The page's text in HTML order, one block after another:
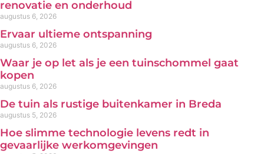
renovatie en onderhoud
augustus 6, 2026
Ervaar ultieme ontspanning
augustus 6, 2026
Waar je op let als je een tuinschommel gaat
kopen
augustus 6, 2026
De tuin als rustige buitenkamer in Breda
augustus 5, 2026
Hoe slimme technologie levens redt in
gevaarlijke werkomgevingen